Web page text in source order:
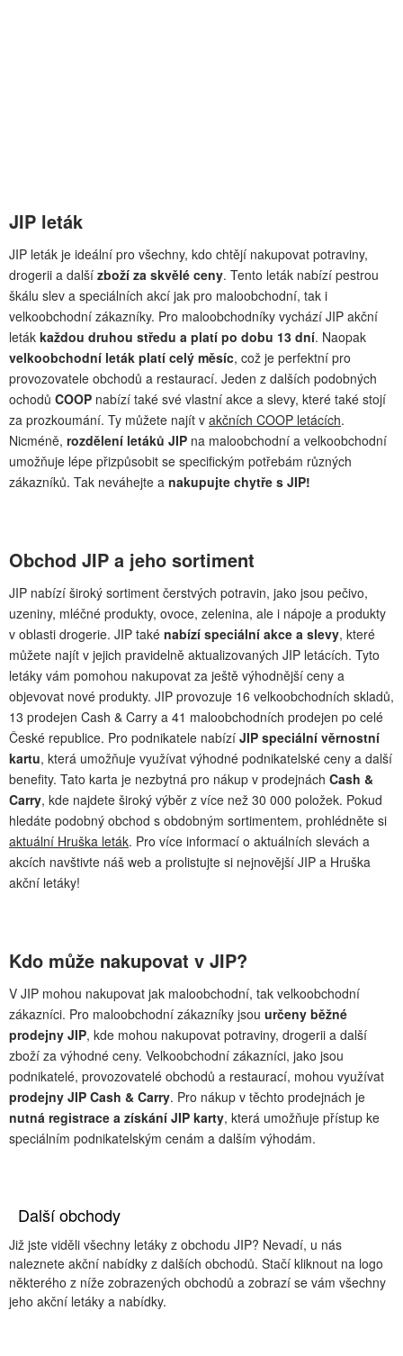
JIP leták
JIP leták je ideální pro všechny, kdo chtějí nakupovat potraviny,
drogerii a další zboží za skvělé ceny. Tento leták nabízí pestrou
škálu slev a speciálních akcí jak pro maloobchodní, tak i
velkoobchodní zákazníky. Pro maloobchodníky vychází JIP akční
leták každou druhou středu a platí po dobu 13 dní. Naopak
velkoobchodní leták platí celý měsíc, což je perfektní pro
provozovatele obchodů a restaurací. Jeden z dalších podobných
ochodů COOP nabízí také své vlastní akce a slevy, které také stojí
za prozkoumání. Ty můžete najít v akčních COOP letácích.
Nicméně, rozdělení letáků JIP na maloobchodní a velkoobchodní
umožňuje lépe přizpůsobit se specifickým potřebám různých
zákazníků. Tak neváhejte a nakupujte chytře s JIP!
Obchod JIP a jeho sortiment
JIP nabízí široký sortiment čerstvých potravin, jako jsou pečivo,
uzeniny, mléčné produkty, ovoce, zelenina, ale i nápoje a produkty
v oblasti drogerie. JIP také nabízí speciální akce a slevy, které
můžete najít v jejich pravidelně aktualizovaných JIP letácích. Tyto
letáky vám pomohou nakupovat za ještě výhodnější ceny a
objevovat nové produkty. JIP provozuje 16 velkoobchodních skladů,
13 prodejen Cash & Carry a 41 maloobchodních prodejen po celé
České republice. Pro podnikatele nabízí JIP speciální věrnostní
kartu, která umožňuje využívat výhodné podnikatelské ceny a další
benefity. Tato karta je nezbytná pro nákup v prodejnách Cash &
Carry, kde najdete široký výběr z více než 30 000 položek. Pokud
hledáte podobný obchod s obdobným sortimentem, prohlédněte si
aktuální Hruška leták. Pro více informací o aktuálních slevách a
akcích navštivte náš web a prolistujte si nejnovější JIP a Hruška
akční letáky!
Kdo může nakupovat v JIP?
V JIP mohou nakupovat jak maloobchodní, tak velkoobchodní
zákazníci. Pro maloobchodní zákazníky jsou určeny běžné
prodejny JIP, kde mohou nakupovat potraviny, drogerii a další
zboží za výhodné ceny. Velkoobchodní zákazníci, jako jsou
podnikatelé, provozovatelé obchodů a restaurací, mohou využívat
prodejny JIP Cash & Carry. Pro nákup v těchto prodejnách je
nutná registrace a získání JIP karty, která umožňuje přístup ke
speciálním podnikatelským cenám a dalším výhodám.
Další obchody
Již jste viděli všechny letáky z obchodu JIP? Nevadí, u nás
naleznete akční nabídky z dalších obchodů. Stačí kliknout na logo
některého z níže zobrazených obchodů a zobrazí se vám všechny
jeho akční letáky a nabídky.